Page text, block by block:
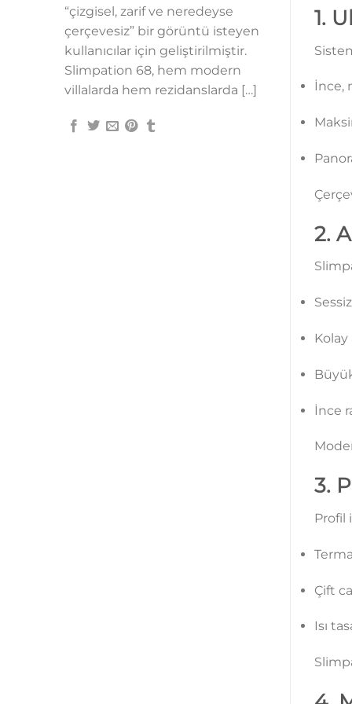
“çizgisel, zarif ve neredeyse
çerçevesiz” bir görüntü isteyen
kullanıcılar için geliştirilmiştir.
Slimpation 68, hem modern
villalarda hem rezidanslarda […]
1.
İnce,
2.
Kolay
İnce
3.
Profil
Çift
Isı